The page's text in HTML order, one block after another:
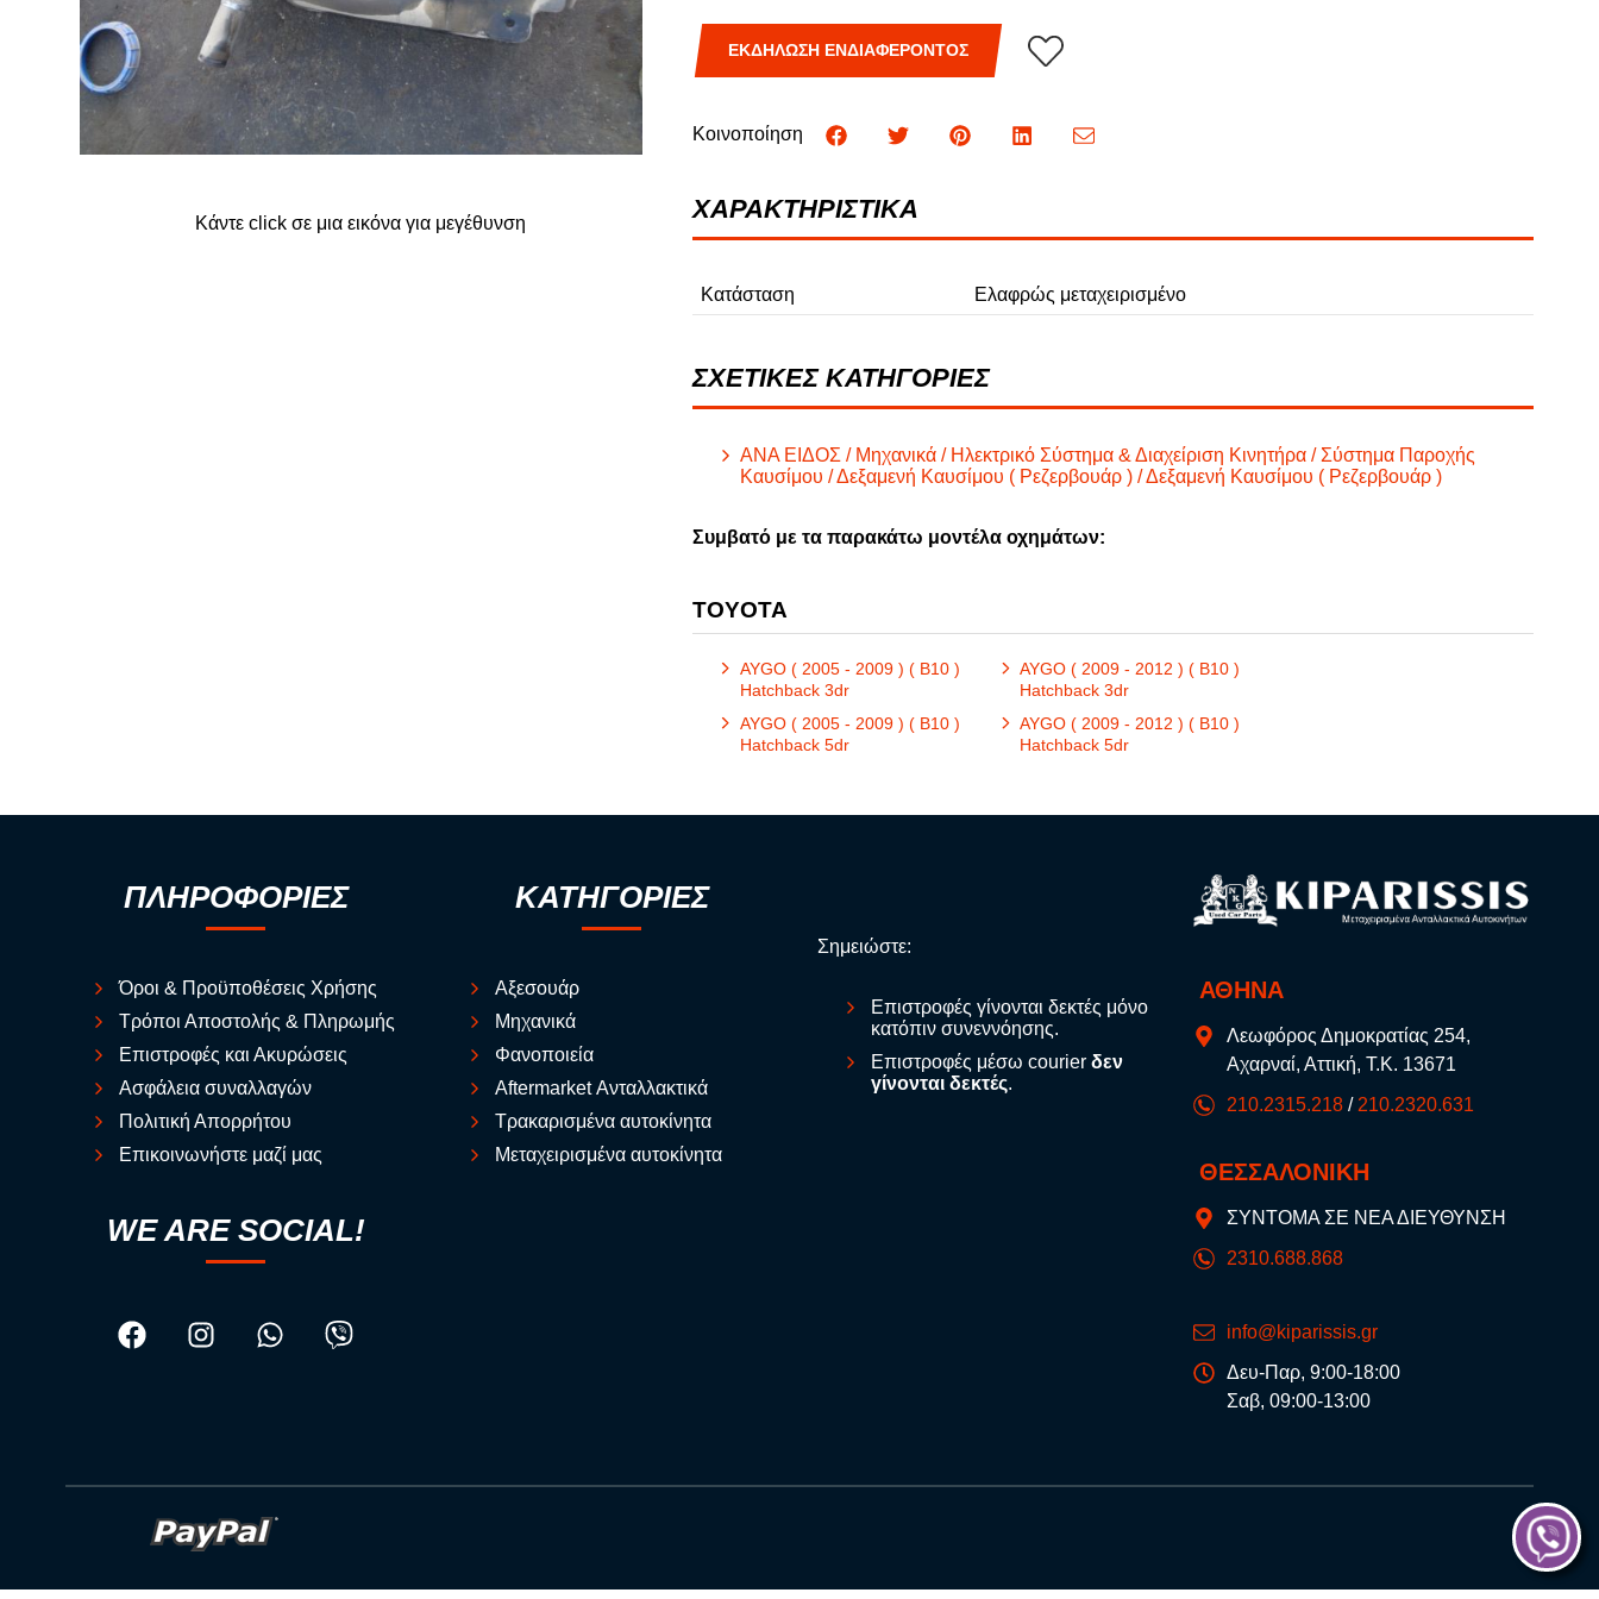
FORD Φ
ΦΟΡΤΗΓΑ
Κάντε click σε μια εικόνα για μεγέθυνση
ΕΚΔΗΛΩΣΗ ΕΝΔΙΑΦΕΡΟΝΤΟΣ
Κοινοποίηση
ΧΑΡΑΚΤΗΡΙΣΤΙΚΑ
Κατάσταση Ελαφρώς μεταχειρισμένο
ΣΧΕΤΙΚΕΣ ΚΑΤΗΓΟΡΙΕΣ
ΑΝΑ ΕΙΔΟΣ / Μηχανικά / Ηλεκτρικό Σύστημα & Διαχείριση Κινητήρα / Σύστημα Παροχής
Καυσίμου / Δεξαμενή Καυσίμου ( Ρεζερβουάρ ) / Δεξαμενή Καυσίμου ( Ρεζερβουάρ )
Συμβατό με τα παρακάτω μοντέλα οχημάτων:
TOYOTA
AYGO ( 2005 - 2009 ) ( B10 )
Hatchback 3dr
AYGO ( 2005 - 2009 ) ( B10 )
Hatchback 5dr
AYGO ( 2009 - 2012 ) ( B10 )
Hatchback 3dr
AYGO ( 2009 - 2012 ) ( B10 )
Hatchback 5dr
ΠΛΗΡΟΦΟΡΙΕΣ
Όροι & Προϋποθέσεις Χρήσης
Τρόποι Αποστολής & Πληρωμής
Επιστροφές και Ακυρώσεις
Ασφάλεια συναλλαγών
Πολιτική Απορρήτου
Επικοινωνήστε μαζί μας
WE ARE SOCIAL!
ΚΑΤΗΓΟΡΙΕΣ
Αξεσουάρ
Μηχανικά
Φανοποιεία
Aftermarket Ανταλλακτικά
Τρακαρισμένα αυτοκίνητα
Μεταχειρισμένα αυτοκίνητα
Σημειώστε:
Επιστροφές γίνονται δεκτές μόνο
κατόπιν συνεννόησης.
Επιστροφές μέσω courier δεν
γίνονται δεκτές.
ΑΘΗΝΑ
Λεωφόρος Δημοκρατίας 254,
Αχαρναί, Αττική, Τ.Κ. 13671
210.2315.218 / 210.2320.631
ΘΕΣΣΑΛΟΝΙΚΗ
ΣΥΝΤΟΜΑ ΣΕ ΝΕΑ ΔΙΕΥΘΥΝΣΗ
2310.688.868
info@kiparissis.gr
Δευ-Παρ, 9:00-18:00
Σαβ, 09:00-13:00